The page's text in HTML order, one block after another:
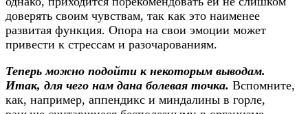
доверять своим чувствам, так как это наименее
развитая функция. Опора на свои эмоции может
привести к стрессам и разочарованиям.
Теперь можно подойти к некоторым выводам.
Итак, для чего нам дана болевая точка. Вспомните,
как, например, аппендикс и миндалины в горле,